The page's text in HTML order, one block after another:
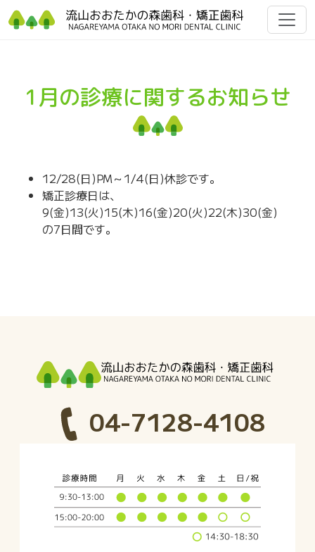
1月の診療に関するお知らせ
12/28(日)PM～1/4(日)休診です。
矯正診療日は、
9(金)13(火)15(木)16(金)20(火)22(木)30(金)
の7日間です。
04-7128-4108